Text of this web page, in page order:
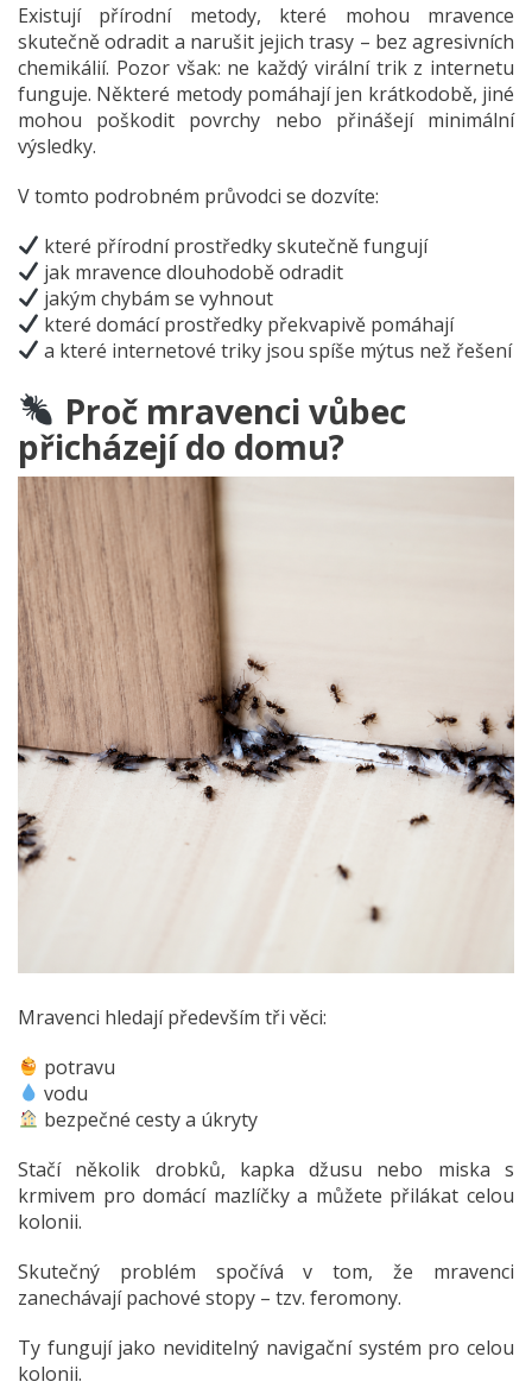
Existují přírodní metody, které mohou mravence
skutečně odradit a narušit jejich trasy – bez agresivních
chemikálií. Pozor však: ne každý virální trik z internetu
funguje. Některé metody pomáhají jen krátkodobě, jiné
mohou poškodit povrchy nebo přinášejí minimální
výsledky.
V tomto podrobném průvodci se dozvíte:
které přírodní prostředky skutečně fungují
jak mravence dlouhodobě odradit
jakým chybám se vyhnout
které domácí prostředky překvapivě pomáhají
a které internetové triky jsou spíše mýtus než řešení
Proč mravenci vůbec
přicházejí do domu?
Mravenci hledají především tři věci:
potravu
vodu
bezpečné cesty a úkryty
Stačí několik drobků, kapka džusu nebo miska s
krmivem pro domácí mazlíčky a můžete přilákat celou
kolonii.
Skutečný problém spočívá v tom, že mravenci
zanechávají pachové stopy – tzv. feromony.
Ty fungují jako neviditelný navigační systém pro celou
kolonii.